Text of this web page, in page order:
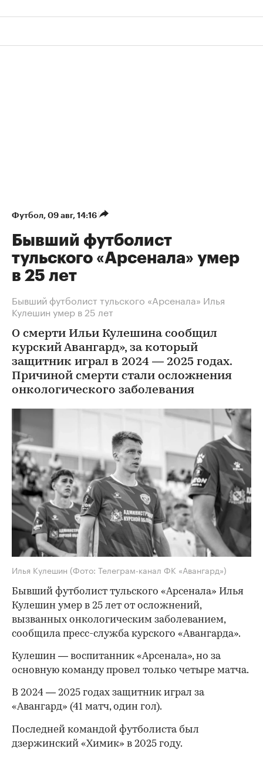
Футбол⁠, 09 авг, 14:16
Бывший футболист
тульского «Арсенала» умер
в 25 лет
Бывший футболист тульского «Арсенала» Илья
Кулешин умер в 25 лет
О смерти Ильи Кулешина сообщил
курский Авангард», за который
защитник играл в 2024 — 2025 годах.
Причиной смерти стали осложнения
онкологического заболевания
Илья Кулешин (Фото: Телеграм-канал ФК «Авангард»)
Бывший футболист тульского «Арсенала» Илья
Кулешин умер в 25 лет от осложнений,
вызванных онкологическим заболеванием,
сообщила пресс-служба курского «Авангарда».
Кулешин — воспитанник «Арсенала», но за
основную команду провел только четыре матча.
В 2024 — 2025 годах защитник играл за
«Авангард» (41 матч, один гол).
Последней командой футболиста был
дзержинский «Химик» в 2025 году.